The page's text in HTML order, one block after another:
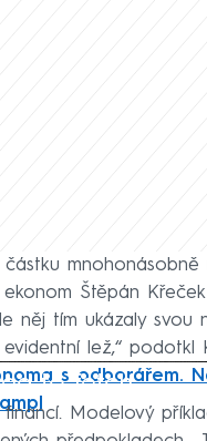
Štěpán
něj tím ukázaly svou
lež,“ podotkl
to fetch
s odborářem.
Modelový